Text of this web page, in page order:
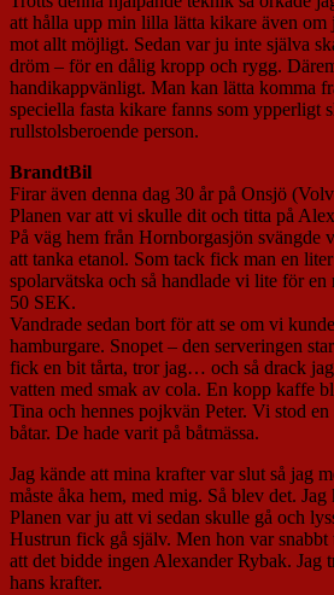
att hålla upp min lilla lätta kikare även om
mot allt möjligt. Sedan var ju inte själva
dröm – för en dålig kropp och rygg.
handikappvänligt. Man kan lätta komma
speciella fasta kikare fanns som ypperligt
rullstolsberoende person.
BrandtBil
Firar även denna dag 30 år på Onsjö
Planen var att vi skulle dit och titta på
På väg hem från Hornborgasjön
att tanka etanol. Som tack fick man en
spolarvätska och så handlade vi lite för en
50 SEK.
Vandrade sedan bort för att se om vi
hamburgare. Snopet – den serveringen
fick en bit tårta, tror jag… och så drack
vatten med smak av cola. En kopp kaffe
Tina och hennes pojkvän Peter. Vi stod
båtar. De hade varit på båtmässa.
Jag kände att mina krafter var slut så jag
måste åka hem, med mig. Så blev det.
Planen var ju att vi sedan skulle gå och
Hustrun fick gå själv. Men hon var
att det bidde ingen Alexander Rybak. Jag
hans krafter.